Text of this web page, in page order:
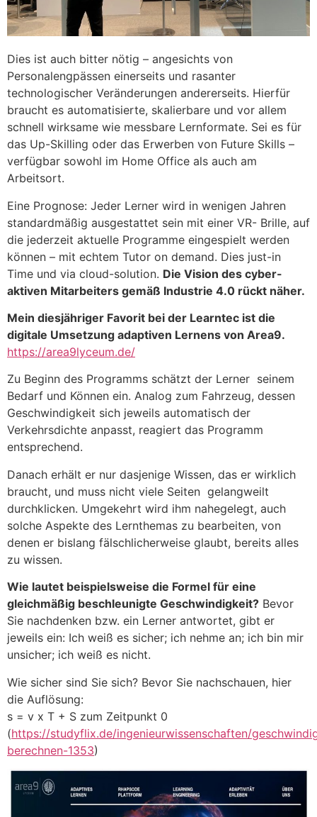
Dies ist auch bitter nötig – angesichts von
Personalengpässen einerseits und rasanter
technologischer Veränderungen andererseits. Hierfür
braucht es automatisierte, skalierbare und vor allem
schnell wirksame wie messbare Lernformate. Sei es für
das Up-Skilling oder das Erwerben von Future Skills –
verfügbar sowohl im Home Office als auch am
Arbeitsort.
Eine Prognose: Jeder Lerner wird in wenigen Jahren
standardmäßig ausgestattet sein mit einer VR- Brille, auf
die jederzeit aktuelle Programme eingespielt werden
können – mit echtem Tutor on demand. Dies just-in
Time und via cloud-solution. Die Vision des cyber-
aktiven Mitarbeiters gemäß Industrie 4.0 rückt näher.
Mein diesjähriger Favorit bei der Learntec ist die
digitale Umsetzung adaptiven Lernens von Area9.
https://area9lyceum.de/
Zu Beginn des Programms schätzt der Lerner seinem
Bedarf und Können ein. Analog zum Fahrzeug, dessen
Geschwindigkeit sich jeweils automatisch der
Verkehrsdichte anpasst, reagiert das Programm
entsprechend.
Danach erhält er nur dasjenige Wissen, das er wirklich
braucht, und muss nicht viele Seiten gelangweilt
durchklicken. Umgekehrt wird ihm nahegelegt, auch
solche Aspekte des Lernthemas zu bearbeiten, von
denen er bislang fälschlicherweise glaubt, bereits alles
zu wissen.
Wie lautet beispielsweise die Formel für eine
gleichmäßig beschleunigte Geschwindigkeit? Bevor
Sie nachdenken bzw. ein Lerner antwortet, gibt er
jeweils ein: Ich weiß es sicher; ich nehme an; ich bin mir
unsicher; ich weiß es nicht.
Wie sicher sind Sie sich? Bevor Sie nachschauen, hier
die Auflösung:
s = v x T + S zum Zeitpunkt 0
(https://studyflix.de/ingenieurwissenschaften/
berechnen-1353)